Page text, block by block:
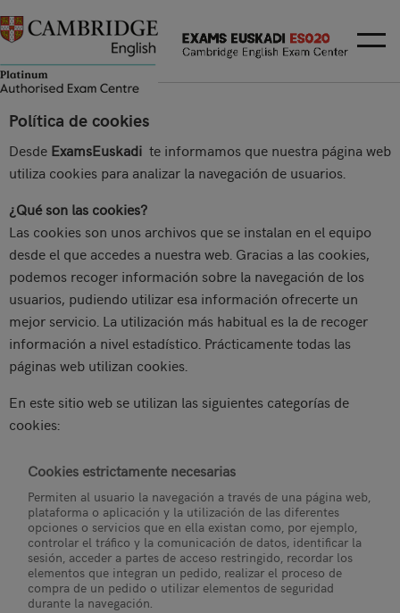
Política de cookies
Desde ExamsEuskadi te informamos que nuestra página web
utiliza cookies para analizar la navegación de usuarios.
¿Qué son las cookies?
Las cookies son unos archivos que se instalan en el equipo
desde el que accedes a nuestra web. Gracias a las cookies,
podemos recoger información sobre la navegación de los
usuarios, pudiendo utilizar esa información ofrecerte un
mejor servicio. La utilización más habitual es la de recoger
información a nivel estadístico. Prácticamente todas las
páginas web utilizan cookies.
En este sitio web se utilizan las siguientes categorías de
cookies:
Cookies estrictamente necesarias
Permiten al usuario la navegación a través de una página web,
plataforma o aplicación y la utilización de las diferentes
opciones o servicios que en ella existan como, por ejemplo,
controlar el tráfico y la comunicación de datos, identificar la
sesión, acceder a partes de acceso restringido, recordar los
elementos que integran un pedido, realizar el proceso de
compra de un pedido o utilizar elementos de seguridad
durante la navegación.